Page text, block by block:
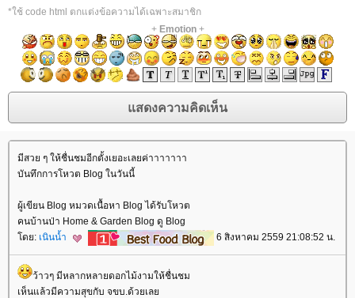
*ใช้ code html ตกแต่งข้อความได้เฉพาะสมาชิก
+ Emotion+
มีสวย ๆ ให้ชื่นชมอีกตั้งเยอะเลยค่าาาาาาา
บันทึกการโหวต Blog ในวันนี้
ผู้เขียน Blog หมวดเนื้อหา Blog ได้รับโหวต
คนบ้านป่า Home & Garden Blog ดู Blog
ดย: เนินน้ำ 6 สิงหาคม 2559 21:08:52 น.
ว้าวๆ มีหลากหลายดอกไม้งามให้ชื่นชม
เห็นแล้วมีความสุขกับ จขบ.ด้วยเล